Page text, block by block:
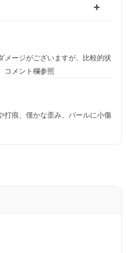
メージがございますが、比較的状
コメント欄参照
打痕、僅かな歪み、パールに小傷